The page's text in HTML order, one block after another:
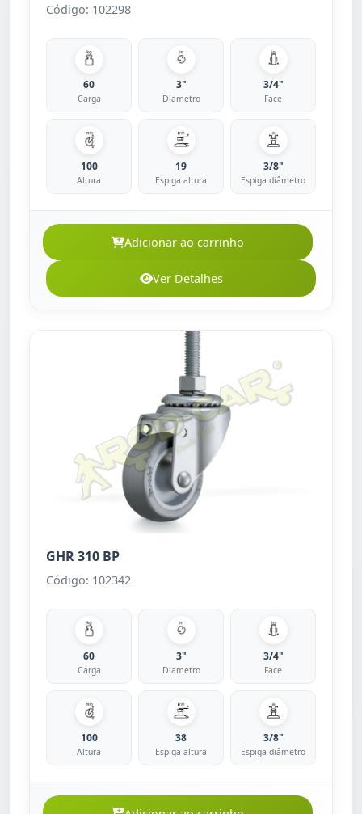
Código: 102298
60
Carga
3"
Diametro
3/4"
Face
100
Altura
19
Espiga altura
3/8"
Espiga diâmetro
Adicionar ao carrinho
Ver Detalhes
GHR 310 BP
Código: 102342
60
Carga
3"
Diametro
3/4"
Face
100
Altura
38
Espiga altura
3/8"
Espiga diâmetro